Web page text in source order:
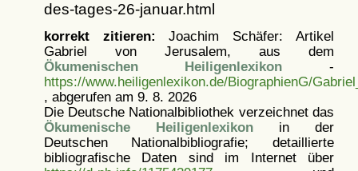
des-tages-26-januar.html
korrekt zitieren: Joachim Schäfer: Artikel
Gabriel von Jerusalem, aus dem
Ökumenischen Heiligenlexikon -
https://www.heiligenlexikon.de/BiographienG/
, abgerufen am 9. 8. 2026
Die Deutsche Nationalbibliothek verzeichnet das
Ökumenische Heiligenlexikonin der
Deutschen Nationalbibliografie; detaillierte
bibliografische Daten sind im Internet über